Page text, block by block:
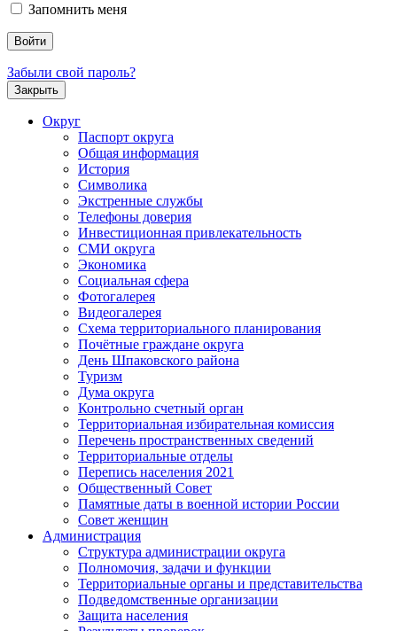
Запомнить меня
Забыли свой пароль?
Закрыть
Округ
Паспорт округа
Общая информация
История
Символика
Экстренные службы
Телефоны доверия
Инвестиционная привлекательность
СМИ округа
Экономика
Социальная сфера
Фотогалерея
Видеогалерея
Схема территориального планирования
Почётные граждане округа
День Шпаковского района
Туризм
Дума округа
Контрольно счетный орган
Территориальная избирательная комиссия
Перечень пространственных сведений
Территориальные отделы
Перепись населения 2021
Общественный Совет
Памятные даты в военной истории России
Совет женщин
Администрация
Структура администрации округа
Полномочия, задачи и функции
Территориальные органы и представительства
Подведомственные организации
Защита населения